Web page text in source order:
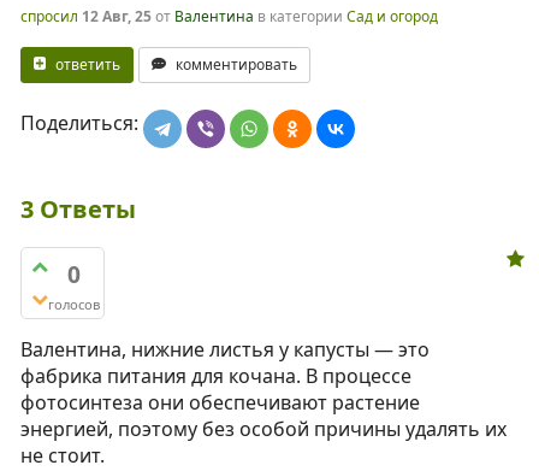
спросил 12 Авг, 25от Валентина в категории Сад и огород
ответить комментировать
Поделиться:
3 Ответы
0
голосов
Валентина, нижние листья у капусты — это
фабрика питания для кочана. В процессе
фотосинтеза они обеспечивают растение
энергией, поэтому без особой причины удалять их
не стоит.